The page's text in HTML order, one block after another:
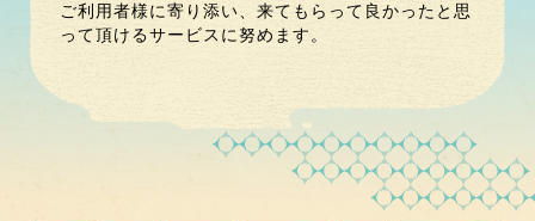
ご利用者様に寄り添い、来てもらって良かったと思
って頂けるサービスに努めます。